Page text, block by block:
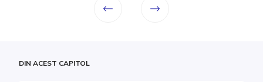
DIN ACEST CAPITOL